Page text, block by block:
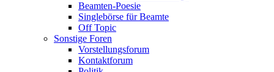
Beamten-Poesie
Singlebörse für Beamte
Off Topic
Sonstige Foren
Vorstellungsforum
Kontaktforum